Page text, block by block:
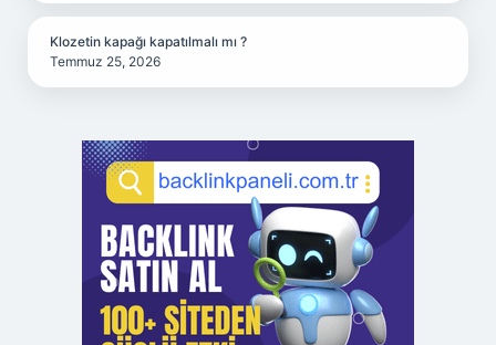
Klozetin kapağı kapatılmalı mı ?
Temmuz 25, 2026